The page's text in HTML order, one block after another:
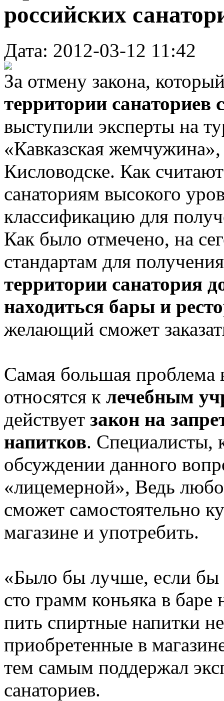
российских
Дата: 2012-03-12 11:42
За отмену закона,
территории санаториев
выступили эксперты на
«Кавказская
Кисловодске. Как
санаториям высокого
классификацию для
Как было отмечено, на
стандартам для
территории санатория
находиться бары и
желающий сможет
Самая большая проблема
относятся к лечебным
действует закон на
напитков. Специалисты,
обсуждении данного
«лицемерной», Ведь
сможет самостоятельно
магазине и употребить.
«Было бы лучше, если
сто грамм коньяка в баре
пить спиртные напитки
приобретенные в
тем самым поддержал
санаториев.